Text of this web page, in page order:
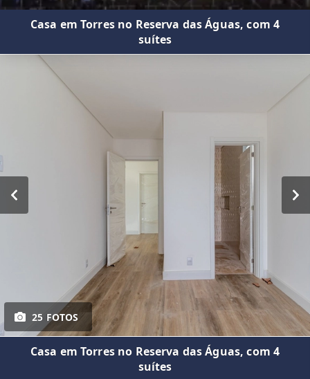
Casa em Torres no Reserva das Águas, com 4
suítes
25 FOTOS
Casa em Torres no Reserva das Águas, com 4
suítes